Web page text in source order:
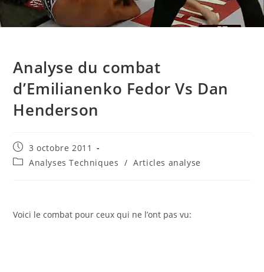
Analyse du combat
d’Emilianenko Fedor Vs Dan
Henderson
Publication
publiée :
3 octobre 2011
PostAnalyses Techniques / Articles analyse
Voici le combat pour ceux qui ne l’ont pas vu: